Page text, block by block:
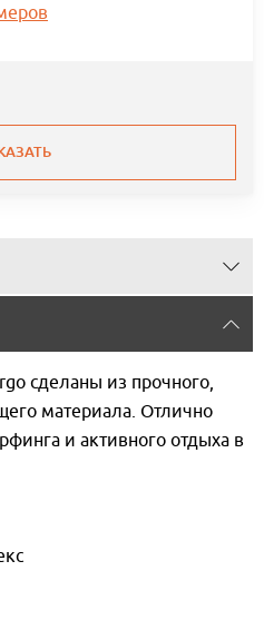
сделаны из прочного,
материала. Отлично
и активного отдыха в